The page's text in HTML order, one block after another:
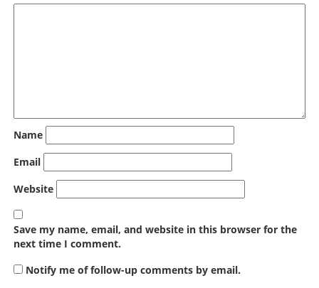
Name
Email
Website
Save my name, email, and website in this browser for the
next time I comment.
Notify me of follow-up comments by email.